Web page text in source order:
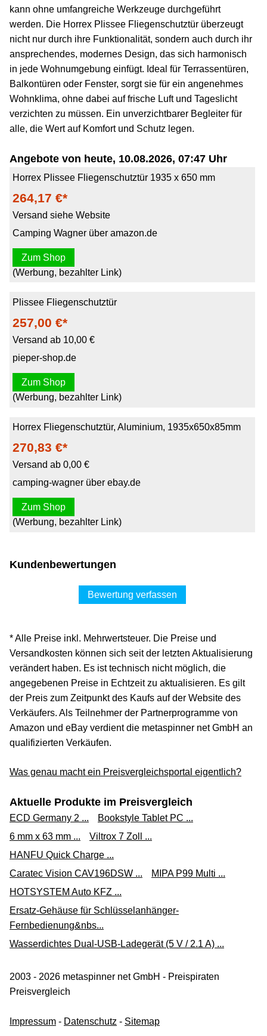
kann ohne umfangreiche Werkzeuge durchgeführt
werden. Die Horrex Plissee Fliegenschutztür überzeugt
nicht nur durch ihre Funktionalität, sondern auch durch ihr
ansprechendes, modernes Design, das sich harmonisch
in jede Wohnumgebung einfügt. Ideal für Terrassentüren,
Balkontüren oder Fenster, sorgt sie für ein angenehmes
Wohnklima, ohne dabei auf frische Luft und Tageslicht
verzichten zu müssen. Ein unverzichtbarer Begleiter für
alle, die Wert auf Komfort und Schutz legen.
Angebote von heute, 10.08.2026, 07:47 Uhr
Horrex Plissee Fliegenschutztür 1935 x 650 mm
264,17 €*
Versand siehe Website
Camping Wagner über amazon.de
Zum Shop
(Werbung, bezahlter Link)
Plissee Fliegenschutztür
257,00 €*
Versand ab 10,00 €
pieper-shop.de
Zum Shop
(Werbung, bezahlter Link)
Horrex Fliegenschutztür, Aluminium, 1935x650x85mm
270,83 €*
Versand ab 0,00 €
camping-wagner über ebay.de
Zum Shop
(Werbung, bezahlter Link)
Kundenbewertungen
Bewertung verfassen
* Alle Preise inkl. Mehrwertsteuer. Die Preise und
Versandkosten können sich seit der letzten Aktualisierung
verändert haben. Es ist technisch nicht möglich, die
angegebenen Preise in Echtzeit zu aktualisieren. Es gilt
der Preis zum Zeitpunkt des Kaufs auf der Website des
Verkäufers. Als Teilnehmer der Partnerprogramme von
Amazon und eBay verdient die metaspinner net GmbH an
qualifizierten Verkäufen.
Was genau macht ein Preisvergleichsportal eigentlich?
Aktuelle Produkte im Preisvergleich
ECD Germany 2 ...
Bookstyle Tablet PC ...
6 mm x 63 mm ...
Viltrox 7 Zoll ...
HANFU Quick Charge ...
Caratec Vision CAV196DSW ...
MIPA P99 Multi ...
HOTSYSTEM Auto KFZ ...
Ersatz-Gehäuse für Schlüsselanhänger-
Fernbedienung&nbs...
Wasserdichtes Dual-USB-Ladegerät (5 V / 2.1 A) ...
2003 - 2026 metaspinner net GmbH - Preispiraten
Preisvergleich
Impressum - Datenschutz - Sitemap